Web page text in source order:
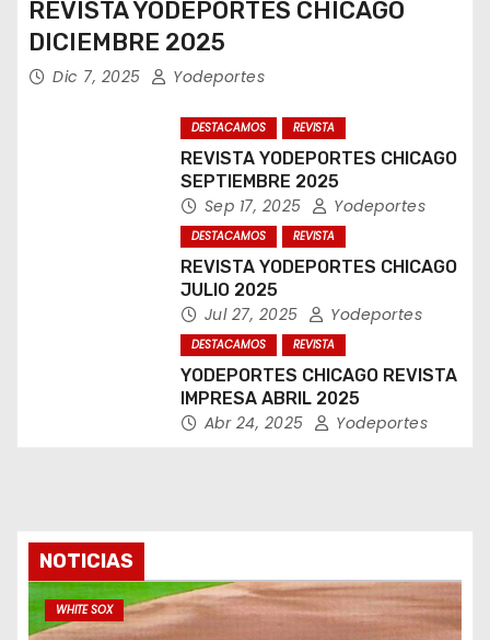
REVISTA YODEPORTES CHICAGO
DICIEMBRE 2025
Dic 7, 2025 Yodeportes
DESTACAMOS REVISTA
REVISTA YODEPORTES CHICAGO
SEPTIEMBRE 2025
Sep 17, 2025 Yodeportes
DESTACAMOS REVISTA
REVISTA YODEPORTES CHICAGO
JULIO 2025
Jul 27, 2025 Yodeportes
DESTACAMOS REVISTA
YODEPORTES CHICAGO REVISTA
IMPRESA ABRIL 2025
Abr 24, 2025 Yodeportes
NOTICIAS
WHITE SOX